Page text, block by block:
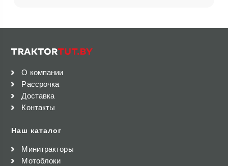
О компании
Рассрочка
Доставка
Контакты
Наш каталог
Минитракторы
Мотоблоки